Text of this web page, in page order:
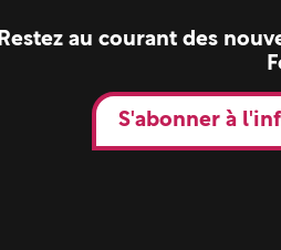
Restez au courant des
S'abonner à